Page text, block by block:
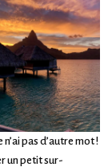
pas d’autre mot !
un petit sur-